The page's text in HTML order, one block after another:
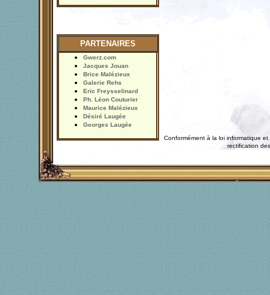
PARTENAIRES
Gwerz.com
Jacques Jouan
Brice Malézieux
Galerie Rehs
Eric Freysselinard
Ph. Léon Couturier
Maurice Malézieux
Désiré Laugée
Georges Laugée
Conformément à la loi informatique
rectification